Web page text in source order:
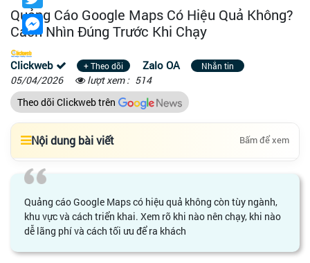
Quảng Cáo Google Maps Có Hiệu Quả Không?
Cách Nhìn Đúng Trước Khi Chạy
Clickweb + Theo dõi Zalo OA Nhắn tin
05/04/2026 lượt xem : 514
Theo dõi Clickweb trên
Nội dung bài viết Bấm để xem
Quảng cáo Google Maps có hiệu quả không còn tùy ngành,
khu vực và cách triển khai. Xem rõ khi nào nên chạy, khi nào
dễ lãng phí và cách tối ưu để ra khách
Messenger